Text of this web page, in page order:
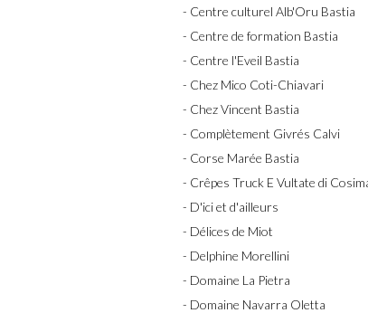
- Centre culturel Alb'Oru Bastia
- Centre de formation Bastia
- Centre l'Eveil Bastia
- Chez Mico Coti-Chiavari
- Chez Vincent Bastia
- Complètement Givrés Calvi
- Corse Marée Bastia
- Crêpes Truck E Vultate di
- D'ici et d'ailleurs
- Délices de Miot
- Delphine Morellini
- Domaine La Pietra
- Domaine Navarra Oletta